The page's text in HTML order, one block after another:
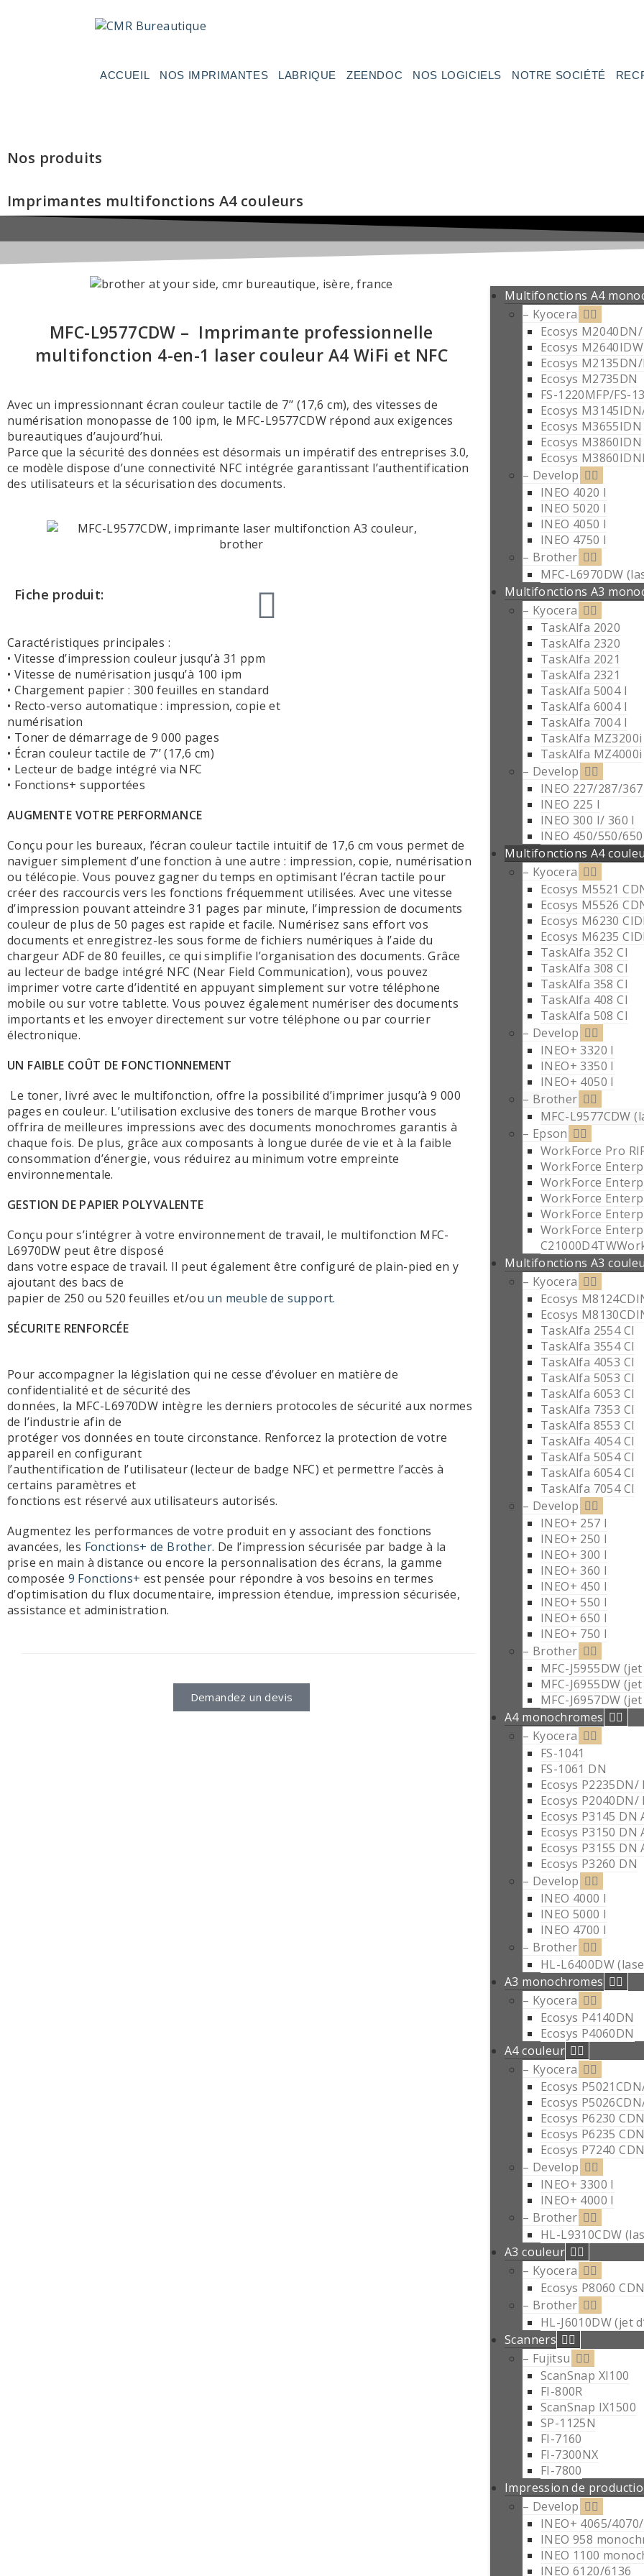
ACCUEIL NOS IMPRIMANTES LABRIQUE ZEENDOC NOS LOGICIELS NOTRE SOCIÉTÉ
Nos produits
Imprimantes multifonctions A4 couleurs
MFC-L9577CDW – Imprimante professionnelle
multifonction 4-en-1 laser couleur A4 WiFi et NFC
Avec un impressionnant écran couleur tactile de 7’’ (17,6 cm), des vitesses de
numérisation monopasse de 100 ipm, le MFC-L9577CDW répond aux exigences
bureautiques d’aujourd’hui.
Parce que la sécurité des données est désormais un impératif des entreprises 3.0,
ce modèle dispose d’une connectivité NFC intégrée garantissant l’authentification
des utilisateurs et la sécurisation des documents.
Fiche produit:
Caractéristiques principales :
• Vitesse d’impression couleur jusqu’à 31 ppm
• Vitesse de numérisation jusqu’à 100 ipm
• Chargement papier : 300 feuilles en standard
• Recto-verso automatique : impression, copie et
numérisation
• Toner de démarrage de 9 000 pages
• Écran couleur tactile de 7’’ (17,6 cm)
• Lecteur de badge intégré via NFC
• Fonctions+ supportées
AUGMENTE VOTRE PERFORMANCE
Conçu pour les bureaux, l’écran couleur tactile intuitif de 17,6 cm vous permet de
naviguer simplement d’une fonction à une autre : impression, copie, numérisation
ou télécopie. Vous pouvez gagner du temps en optimisant l’écran tactile pour
créer des raccourcis vers les fonctions fréquemment utilisées. Avec une vitesse
d’impression pouvant atteindre 31 pages par minute, l’impression de documents
couleur de plus de 50 pages est rapide et facile. Numérisez sans effort vos
documents et enregistrez-les sous forme de fichiers numériques à l’aide du
chargeur ADF de 80 feuilles, ce qui simplifie l’organisation des documents. Grâce
au lecteur de badge intégré NFC (Near Field Communication), vous pouvez
imprimer votre carte d’identité en appuyant simplement sur votre téléphone
mobile ou sur votre tablette. Vous pouvez également numériser des documents
importants et les envoyer directement sur votre téléphone ou par courrier
électronique.
UN FAIBLE COÛT DE FONCTIONNEMENT
Le toner, livré avec le multifonction, offre la possibilité d’imprimer jusqu’à 9 000
pages en couleur. L’utilisation exclusive des toners de marque Brother vous
offrira de meilleures impressions avec des documents monochromes garantis à
chaque fois. De plus, grâce aux composants à longue durée de vie et à la faible
consommation d’énergie, vous réduirez au minimum votre empreinte
environnementale.
GESTION DE PAPIER POLYVALENTE
Conçu pour s’intégrer à votre environnement de travail, le multifonction MFC-
L6970DW peut être disposé
dans votre espace de travail. Il peut également être configuré de plain-pied en y
ajoutant des bacs de
papier de 250 ou 520 feuilles et/ou un meuble de support.
SÉCURITE RENFORCÉE
Pour accompagner la législation qui ne cesse d’évoluer en matière de
confidentialité et de sécurité des
données, la MFC-L6970DW intègre les derniers protocoles de sécurité aux normes
de l’industrie afin de
protéger vos données en toute circonstance. Renforcez la protection de votre
appareil en configurant
l’authentification de l’utilisateur (lecteur de badge NFC) et permettre l’accès à
certains paramètres et
fonctions est réservé aux utilisateurs autorisés.
Augmentez les performances de votre produit en y associant des fonctions
avancées, les Fonctions+ de Brother. De l’impression sécurisée par badge à la
prise en main à distance ou encore la personnalisation des écrans, la gamme
composée 9 Fonctions+ est pensée pour répondre à vos besoins en termes
d’optimisation du flux documentaire, impression étendue, impression sécurisée,
assistance et administration.
Demandez un devis
Multifonctions A4
– Kyocera
Ecosys
Ecosys M2640IDW
Ecosys
Ecosys M2735DN
FS-1220MFP/FS-
Ecosys
Ecosys M3655IDN
Ecosys M3860IDN
Ecosys
– Develop
INEO 4020 I
INEO 5020 I
INEO 4050 I
INEO 4750 I
– Brother
MFC-L6970DW
Multifonctions A3
– Kyocera
TaskAlfa 2020
TaskAlfa 2320
TaskAlfa 2021
TaskAlfa 2321
TaskAlfa 5004 I
TaskAlfa 6004 I
TaskAlfa 7004 I
TaskAlfa MZ3200i
TaskAlfa MZ4000i
– Develop
INEO 227/287/367
INEO 225 I
INEO 300 I/ 360 I
INEO 450/550/
Multifonctions A4
– Kyocera
Ecosys M5521
Ecosys M5526
Ecosys M6230
Ecosys M6235
TaskAlfa 352 CI
TaskAlfa 308 CI
TaskAlfa 358 CI
TaskAlfa 408 CI
TaskAlfa 508 CI
– Develop
INEO+ 3320 I
INEO+ 3350 I
INEO+ 4050 I
– Brother
MFC-L9577CDW
– Epson
WorkForce Pro
WorkForce
WorkForce
WorkForce
WorkForce
WorkForce
Multifonctions A3
– Kyocera
Ecosys
Ecosys
TaskAlfa 2554 CI
TaskAlfa 3554 CI
TaskAlfa 4053 CI
TaskAlfa 5053 CI
TaskAlfa 6053 CI
TaskAlfa 7353 CI
TaskAlfa 8553 CI
TaskAlfa 4054 CI
TaskAlfa 5054 CI
TaskAlfa 6054 CI
TaskAlfa 7054 CI
– Develop
INEO+ 257 I
INEO+ 250 I
INEO+ 300 I
INEO+ 360 I
INEO+ 450 I
INEO+ 550 I
INEO+ 650 I
INEO+ 750 I
– Brother
MFC-J5955DW
MFC-J6955DW
MFC-J6957DW
A4 monochromes
– Kyocera
FS-1041
FS-1061 DN
Ecosys P2235DN/
Ecosys P2040DN/
Ecosys P3145 DN
Ecosys P3150 DN
Ecosys P3155 DN
Ecosys P3260 DN
– Develop
INEO 4000 I
INEO 5000 I
INEO 4700 I
– Brother
HL-L6400DW
A3 monochromes
– Kyocera
Ecosys P4140DN
Ecosys P4060DN
A4 couleur
– Kyocera
Ecosys
Ecosys
Ecosys P6230
Ecosys P6235
Ecosys P7240
– Develop
INEO+ 3300 I
INEO+ 4000 I
– Brother
HL-L9310CDW
A3 couleur
– Kyocera
Ecosys P8060
– Brother
HL-J6010DW (jet
Scanners
– Fujitsu
ScanSnap XI100
FI-800R
ScanSnap IX1500
SP-1125N
FI-7160
FI-7300NX
FI-7800
Impression de
– Develop
INEO+ 4065/
INEO 958
INEO 1100
INEO 6120/6136